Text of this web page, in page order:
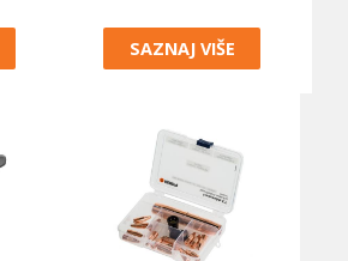
SAZNAJ VIŠE